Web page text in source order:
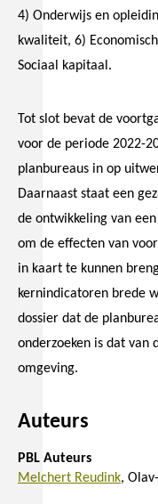
4) Onderwijs en
kwaliteit, 6)
Sociaal kapitaal.
Tot slot bevat de
voor de periode 2022-
planbureaus in op
Daarnaast staat een
de ontwikkeling van
om de effecten van
in kaart te kunnen
kernindicatoren brede
dossier dat de
onderzoeken is dat van
omgeving.
Auteurs
PBL Auteurs
Melchert Reudink